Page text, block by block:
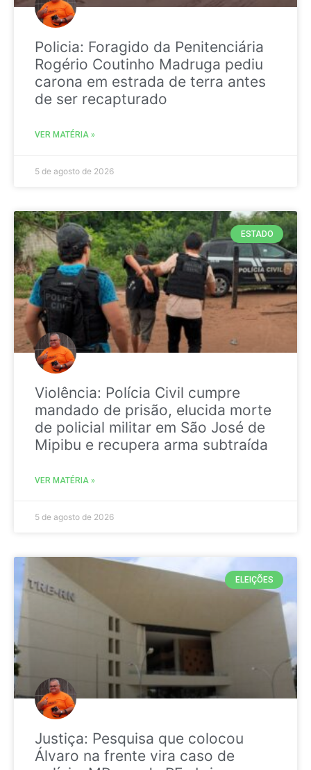
Policia: Foragido da Penitenciária
Rogério Coutinho Madruga pediu
carona em estrada de terra antes
de ser recapturado
VER MATÉRIA »
5 de agosto de 2026
ESTADO
Violência: Polícia Civil cumpre
mandado de prisão, elucida morte
de policial militar em São José de
Mipibu e recupera arma subtraída
VER MATÉRIA »
5 de agosto de 2026
ELEIÇÕES
Justiça: Pesquisa que colocou
Álvaro na frente vira caso de